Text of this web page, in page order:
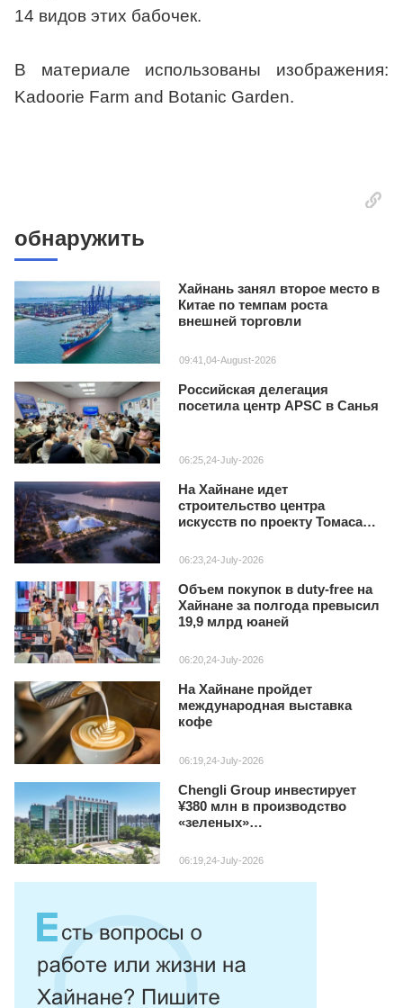
14 видов этих бабочек.
В материале использованы изображения:
Kadoorie Farm and Botanic Garden.
обнаружить
Хайнань занял второе место в
Китае по темпам роста
внешней торговли
09:41,04-August-2026
Российская делегация
посетила центр APSC в Санья
06:25,24-July-2026
На Хайнане идет
строительство центра
искусств по проекту Томаса
06:23,24-July-2026
Объем покупок в duty‑free на
Хайнане за полгода превысил
19,9 млрд юаней
06:20,24-July-2026
На Хайнане пройдет
международная выставка
кофе
06:19,24-July-2026
Chengli Group инвестирует
¥380 млн в производство
«зеленых»
Хайнане
06:19,24-July-2026